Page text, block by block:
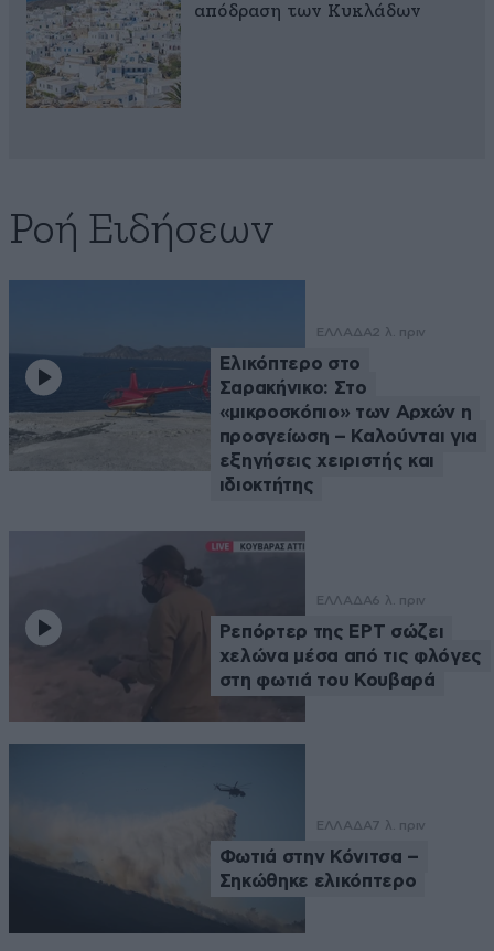
απόδραση των Κυκλάδων
Ροή Ειδήσεων
ΕΛΛΑΔΑ2 λ. πριν
Ελικόπτερο στο
Σαρακήνικο: Στο
«μικροσκόπιο» των Αρχών η
προσγείωση – Καλούνται για
εξηγήσεις χειριστής και
ιδιοκτήτης
ΕΛΛΑΔΑ6 λ. πριν
Ρεπόρτερ της ΕΡΤ σώζει
χελώνα μέσα από τις φλόγες
στη φωτιά του Κουβαρά
ΕΛΛΑΔΑ7 λ. πριν
Φωτιά στην Κόνιτσα –
Σηκώθηκε ελικόπτερο